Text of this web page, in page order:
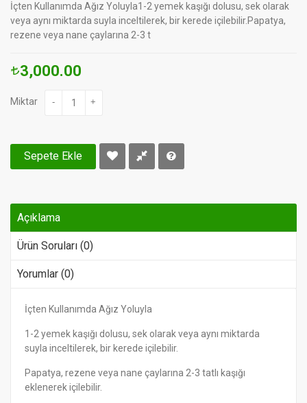
İçten Kullanımda Ağız Yoluyla1-2 yemek kaşığı dolusu, sek olarak
veya aynı miktarda suyla inceltilerek, bir kerede içilebilir.Papatya,
rezene veya nane çaylarına 2-3 t
3,000.00
Miktar - +
Sepete Ekle
Açıklama
Ürün Soruları (0)
Yorumlar (0)
İçten Kullanımda Ağız Yoluyla
1-2 yemek kaşığı dolusu, sek olarak veya aynı miktarda
suyla inceltilerek, bir kerede içilebilir.
Papatya, rezene veya nane çaylarına 2-3 tatlı kaşığı
eklenerek içilebilir.